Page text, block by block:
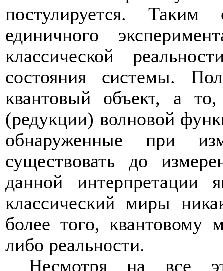
постулируется. Таким
единичного
классической
состояния системы.
квантовый объект, а то,
(редукции) волновой
обнаруженные при
существовать до
данной интерпретации
классический миры
более того, квантовому
либо реальности.
Несмотря на все